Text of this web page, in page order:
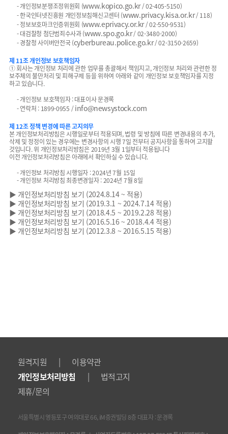
- 개인정보분쟁조정위원회 (www.kopico.go.kr/ 02-405-5150)
- 한국인터넷진흥원 개인정보침해신고센터 (www.privacy.kisa.or.kr/ 118)
- 정보보호마크인증위원회 (www.eprivacy.or.kr/ 02-550-9531)
- 대검찰청 첨단범죄수사과 (www.spo.go.kr/ 02-3480-2000)
- 경찰청 사이버안전국 (cyberbureau.police.go.kr/ 02-3150-2659)
제 11조 개인정보 보호책임자
① 회사는 개인정보 처리에 관한 업무를 총괄해서 책임지고, 개인정보 처리와 관련한 정
보주체의 불만처리 및 피해구제 등을 위하여 아래와 같이 개인정보 보호책임자를 지정
하고 있습니다.
- 개인정보 보호책임자 : 대표이사 문경록
- 연락처 : 1899-0955 /info@newsystock.com
제 12조 정책 변경에 따른 고지의무
본 개인정보처리방침은 시행일로부터 적용되며, 법령 및 방침에 따른 변경내용의 추가,
삭제 및 정정이 있는 경우에는 변경사항의 시행 7일 전부터 공지사항을 통하여 고지할
것입니다. 위 개인정보처리방침은 2019년 3월 1일부터 적용됩니다
이전 개인정보처리방침은 아래에서 확인하실 수 있습니다.
- 개인정보 처리방침 시행일자 : 2024년 7월 15일
- 개인정보 처리방침 최종변경일자 : 2024년 7월 8일
▶ 개인정보처리방침 보기 (2024.8.14 ~ 적용)
▶ 개인정보처리방침 보기 (2019.3.1 ~ 2024.7.14 적용)
▶ 개인정보처리방침 보기 (2018.4.5 ~ 2019.2.28 적용)
▶ 개인정보처리방침 보기 (2016.5.16 ~ 2018.4.4 적용)
▶ 개인정보처리방침 보기 (2012.3.8 ~ 2016.5.15 적용)
원격지원 |
이용약관
개인정보처리방침
|
법적고지
제휴/문의
서울특별시 영등포구 여의대로 66, iM증권빌딩 8층 대표자 : 문경록